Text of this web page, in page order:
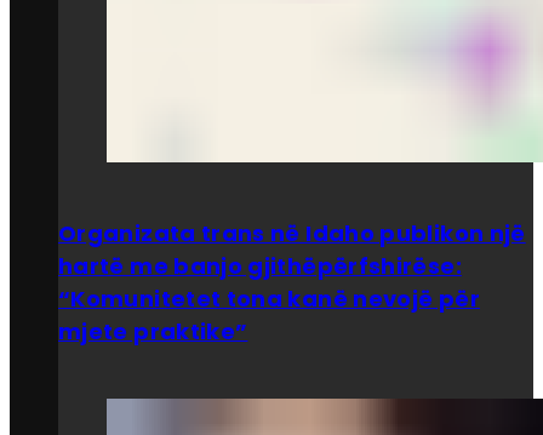
Organizata trans në Idaho publikon një
hartë me banjo gjithëpërfshirëse:
“Komunitetet tona kanë nevojë për
mjete praktike”